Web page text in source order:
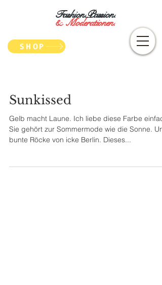
Fashion.Passion.
&Moderationen.
SHOP
Sunkissed
Gelb macht Laune. Ich liebe diese Farbe
Sie gehört zur Sommermode wie die Sonne.
bunte Röcke von icke Berlin. Dieses...